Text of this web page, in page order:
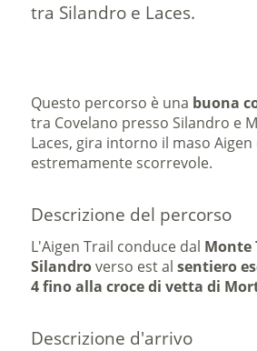
tra Silandro e Laces.
Questo percorso è una buona
tra Covelano presso Silandro e
Laces, gira intorno il maso Aigen
estremamente scorrevole.
Descrizione del percorso
L'Aigen Trail conduce dal Monte
Silandroverso est alsentiero
4 fino alla croce di vetta di
Descrizione d'arrivo